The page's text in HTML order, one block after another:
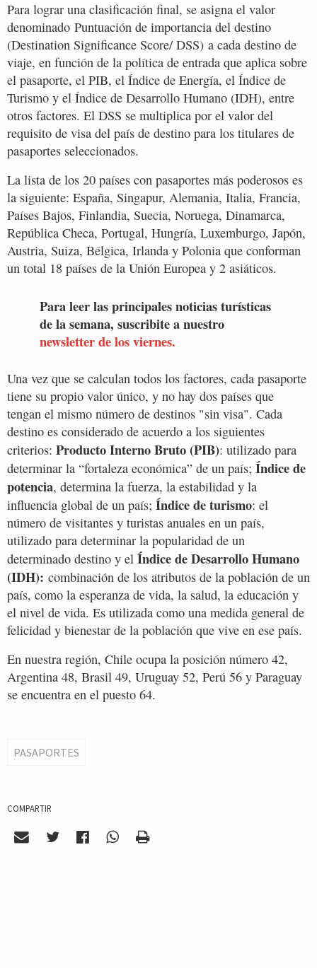
Para lograr una clasificación final, se asigna el valor
denominado Puntuación de importancia del destino
(Destination Significance Score/ DSS) a cada destino de
viaje, en función de la política de entrada que aplica sobre
el pasaporte, el PIB, el Índice de Energía, el Índice de
Turismo y el Índice de Desarrollo Humano (IDH), entre
otros factores. El DSS se multiplica por el valor del
requisito de visa del país de destino para los titulares de
pasaportes seleccionados.
La lista de los 20 países con pasaportes más poderosos es
la siguiente: España, Singapur, Alemania, Italia, Francia,
Países Bajos, Finlandia, Suecia, Noruega, Dinamarca,
República Checa, Portugal, Hungría, Luxemburgo, Japón,
Austria, Suiza, Bélgica, Irlanda y Polonia que conforman
un total 18 países de la Unión Europea y 2 asiáticos.
Para leer las principales noticias turísticas
de la semana, suscribite a nuestro
newsletter de los viernes.
Una vez que se calculan todos los factores, cada pasaporte
tiene su propio valor único, y no hay dos países que
tengan el mismo número de destinos "sin visa". Cada
destino es considerado de acuerdo a los siguientes
criterios: Producto Interno Bruto (PIB): utilizado para
determinar la “fortaleza económica” de un país; Índice de
potencia, determina la fuerza, la estabilidad y la
influencia global de un país; Índice de turismo: el
número de visitantes y turistas anuales en un país,
utilizado para determinar la popularidad de un
determinado destino y el Índice de Desarrollo Humano
(IDH): combinación de los atributos de la población de un
país, como la esperanza de vida, la salud, la educación y
el nivel de vida. Es utilizada como una medida general de
felicidad y bienestar de la población que vive en ese país.
En nuestra región, Chile ocupa la posición número 42,
Argentina 48, Brasil 49, Uruguay 52, Perú 56 y Paraguay
se encuentra en el puesto 64.
PASAPORTES
COMPARTIR